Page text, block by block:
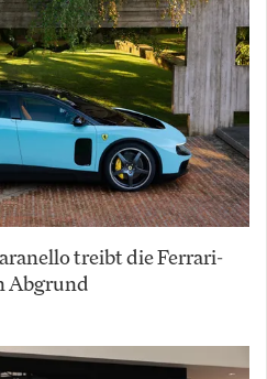
treibt die Ferrari-
Abgrund